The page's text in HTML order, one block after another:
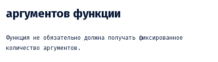
аргументов функции
Функция не обязательно должна получать фиксированное
количество аргументов.